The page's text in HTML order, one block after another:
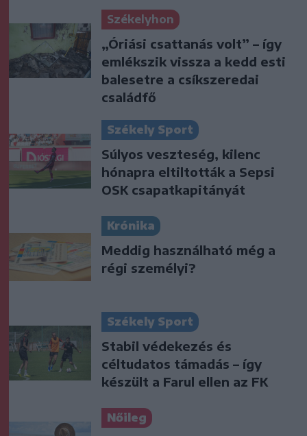
Székelyhon
„Óriási csattanás volt” – így
emlékszik vissza a kedd esti
balesetre a csíkszeredai
családfő
Székely Sport
Súlyos veszteség, kilenc
hónapra eltiltották a Sepsi
OSK csapatkapitányát
Krónika
Meddig használható még a
régi személyi?
Székely Sport
Stabil védekezés és
céltudatos támadás – így
készült a Farul ellen az FK
Nőileg